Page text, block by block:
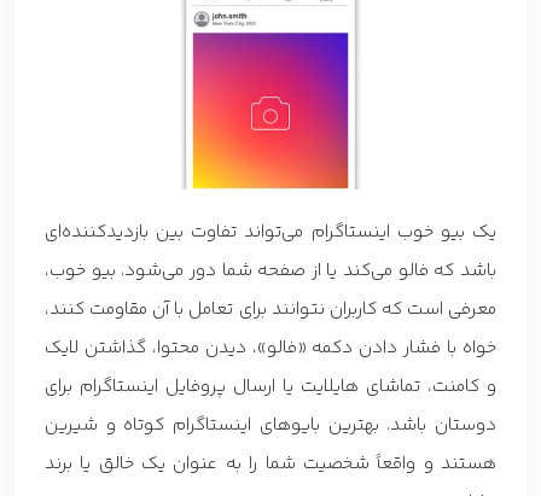
یک بیو خوب اینستاگرام می‌تواند تفاوت بین بازدیدکننده‌ای
باشد که فالو می‌کند یا از صفحه شما دور می‌شود. بیو خوب،
معرفی است که کاربران نتوانند برای تعامل با آن مقاومت کنند،
خواه با فشار دادن دکمه «فالو»، دیدن محتوا، گذاشتن لایک
و کامنت، تماشای هایلایت یا ارسال پروفایل اینستاگرام برای
دوستان باشد. بهترین بایوهای اینستاگرام کوتاه و شیرین
هستند و واقعاً شخصیت شما را به عنوان یک خالق یا برند